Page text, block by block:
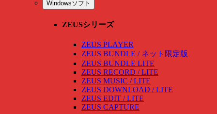
Windowsソフト
ZEUSシリーズ
ZEUS PLAYER
ZEUS BUNDLE / ネット限定版
ZEUS BUNDLE LITE
ZEUS RECORD / LITE
ZEUS MUSIC / LITE
ZEUS DOWNLOAD / LITE
ZEUS EDIT / LITE
ZEUS CAPTURE